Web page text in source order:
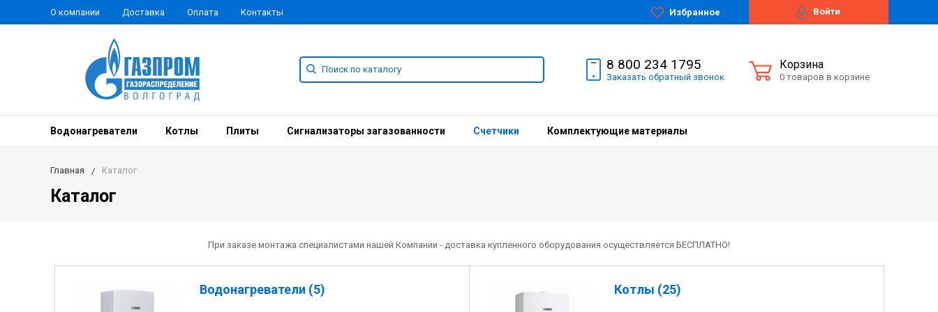
О компании Доставка Оплата Контакты Избранное Войти
8 800 234 1795
Заказать обратный звонок
Корзина
0 товаров в корзине
Водонагреватели Котлы Плиты Сигнализаторы загазованности Счетчики Комплектующие материалы
Главная Каталог
Каталог
При заказе монтажа специалистами нашей Компании - доставка купленного оборудования осуществляется БЕСПЛАТНО!
Водонагреватели (5) Котлы (25)